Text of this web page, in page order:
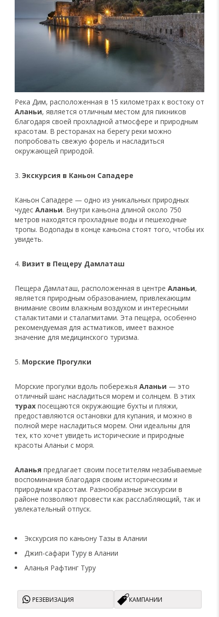
Река Дим, расположенная в 15 километрах к востоку от
Аланьи, является отличным местом для пикников
благодаря своей прохладной атмосфере и природным
красотам. В ресторанах на берегу реки можно
попробовать свежую форель и насладиться
окружающей природой.
3. Экскурсия в Каньон Сападере
Каньон Сападере — одно из уникальных природных
чудес Аланьи. Внутри каньона длиной около 750
метров находятся прохладные воды и пешеходные
тропы. Водопады в конце каньона стоят того, чтобы их
увидеть.
4. Визит в Пещеру Дамлаташ
Пещера Дамлаташ, расположенная в центре Аланьи,
является природным образованием, привлекающим
внимание своим влажным воздухом и интересными
сталактитами и сталагмитами. Эта пещера, особенно
рекомендуемая для астматиков, имеет важное
значение для медицинского туризма.
5. Морские Прогулки
Морские прогулки вдоль побережья Аланьи — это
отличный шанс насладиться морем и солнцем. В этих
турах посещаются окружающие бухты и пляжи,
предоставляются остановки для купания, и можно в
полной мере насладиться морем. Они идеальны для
тех, кто хочет увидеть исторические и природные
красоты Аланьи с моря.
Аланья предлагает своим посетителям незабываемые
воспоминания благодаря своим историческим и
природным красотам. Разнообразные экскурсии в
районе позволяют провести как расслабляющий, так и
увлекательный отпуск.
Экскурсия по каньону Тазы в Алании
Джип-сафари Туру в Алании
Аланья Рафтинг Туру
РЕЗЕВИЗАЦИЯ КАМПАНИИ